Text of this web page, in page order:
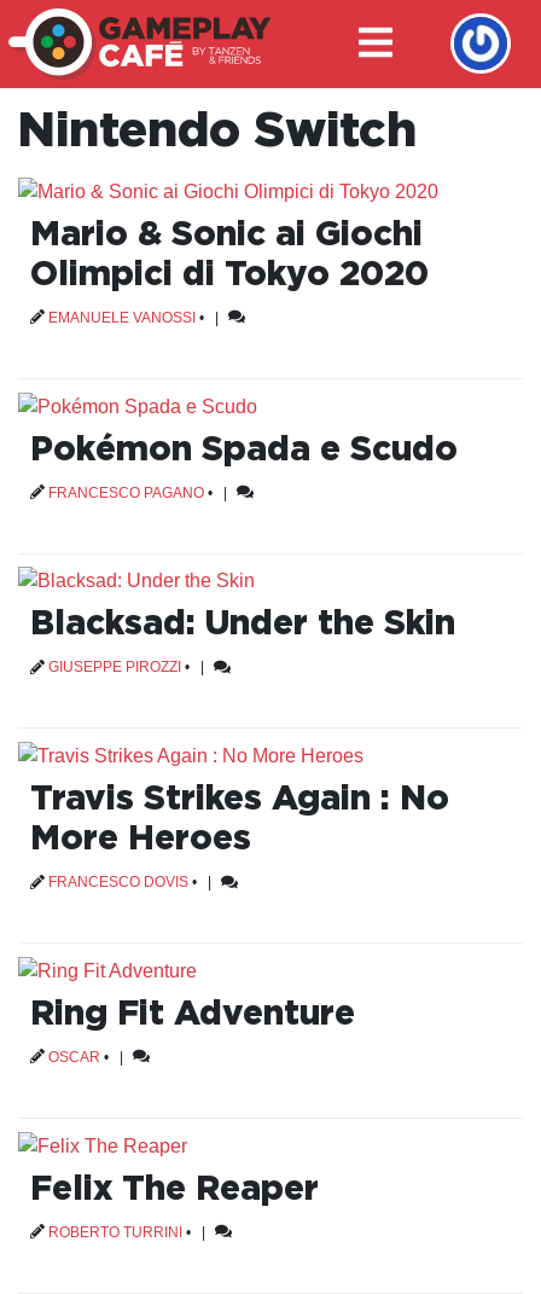
Nintendo Switch
Mario & Sonic ai Giochi
Olimpici di Tokyo 2020
EMANUELE VANOSSI • |
Pokémon Spada e Scudo
FRANCESCO PAGANO • |
Blacksad: Under the Skin
GIUSEPPE PIROZZI •
Travis Strikes Again : No
More Heroes
FRANCESCO DOVIS •
Ring Fit Adventure
OSCAR • |
Felix The Reaper
ROBERTO TURRINI • |